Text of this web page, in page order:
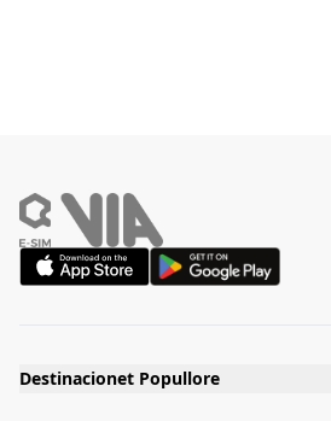
Destinacionet Popullore